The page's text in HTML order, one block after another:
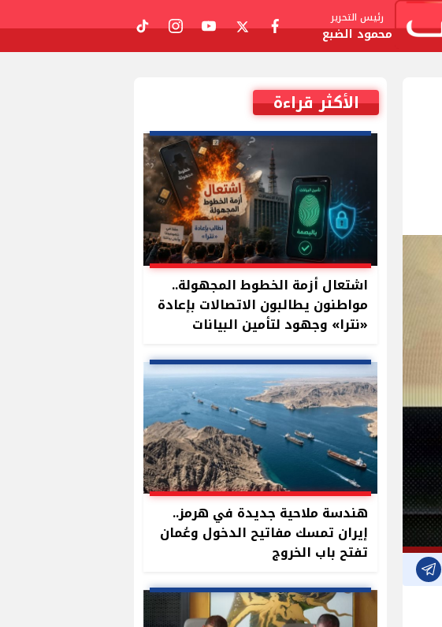
رئيس التحرير
محمود الضبع facebook
twitter
youtube
instagram
tiktok
الأكثر قراءة
اشتعال أزمة الخطوط المجهولة..
مواطنون يطالبون الاتصالات بإعادة
«نترا» وجهود لتأمين البيانات
هندسة ملاحية جديدة في هرمز..
إيران تمسك مفاتيح الدخول وعُمان
تفتح باب الخروج